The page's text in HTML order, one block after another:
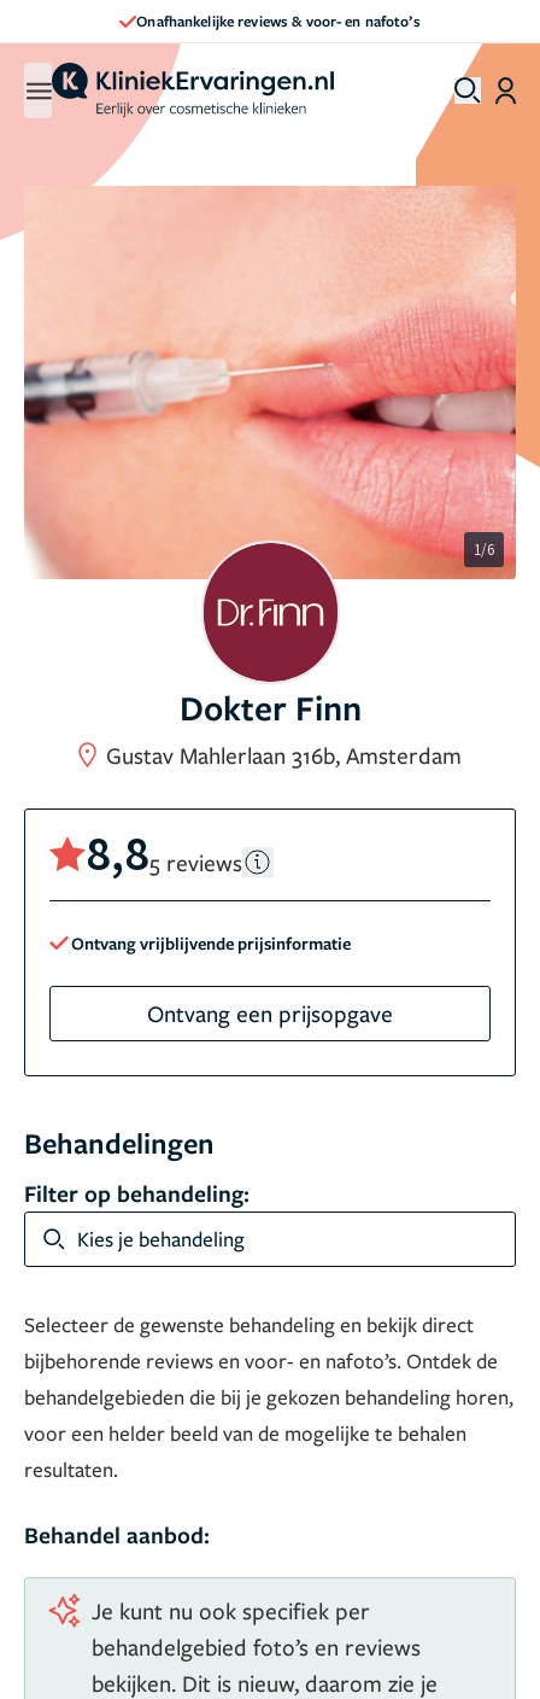
Direct een afspraak maken
1/6
Dokter Finn
Gustav Mahlerlaan 316b, Amsterdam
8,85 reviews
Ontvang vrijblijvende prijsinformatie
Ontvang een prijsopgave
Behandelingen
Filter op behandeling:
Kies je behandeling
Selecteer de gewenste behandeling en bekijk direct
bijbehorende reviews en voor- en nafoto’s. Ontdek de
behandelgebieden die bij je gekozen behandeling horen,
voor een helder beeld van de mogelijke te behalen
resultaten.
Behandel aanbod:
Je kunt nu ook specifiek per
behandelgebied foto’s en reviews
bekijken. Dit is nieuw, daarom zie je